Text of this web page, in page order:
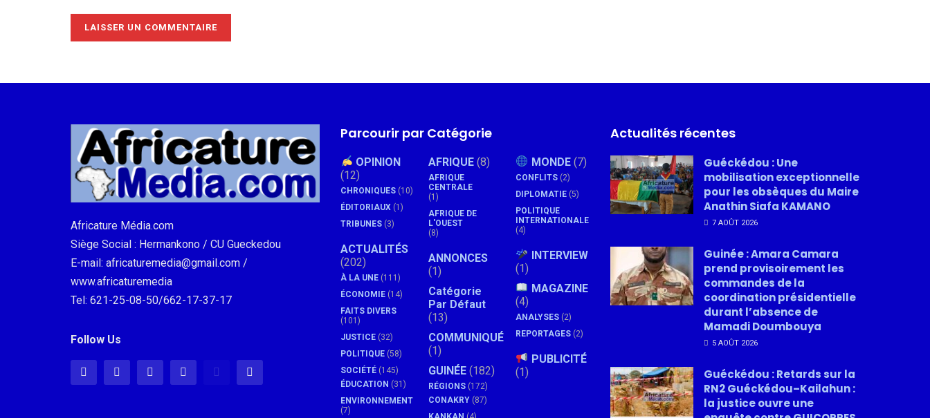
Africature Média.com
Siège Social : Hermankono / CU Gueckedou
E-mail: africaturemedia@gmail.com /
www.africaturemedia
Tel: 621-25-08-50/662-17-37-17
Follow Us
Parcourir par Catégorie
OPINION
(12)
CHRONIQUES (10)
ÉDITORIAUX (1)
TRIBUNES (3)
ACTUALITÉS
(202)
À LA UNE (111)
ÉCONOMIE (14)
FAITS DIVERS
(101)
JUSTICE (32)
POLITIQUE (58)
SOCIÉTÉ (145)
ÉDUCATION (31)
ENVIRONNEMENT
(7)
AFRIQUE(8)
AFRIQUE
CENTRALE
(1)
AFRIQUE DE
L'OUEST
(8)
ANNONCES
(1)
Catégorie
Par Défaut
(13)
COMMUNIQUÉ
(1)
GUINÉE(182)
RÉGIONS(172)
CONAKRY(87)
MONDE(7)
CONFLITS (2)
DIPLOMATIE (5)
POLITIQUE
INTERNATIONALE
(4)
INTERVIEW
(1)
MAGAZINE
(4)
ANALYSES (2)
REPORTAGES (2)
PUBLICITÉ
(1)
Actualités récentes
Guéckédou : Une
mobilisation exceptionnelle
pour les obsèques du Maire
Anathin Siafa KAMANO
7 AOÛT 2026
Guinée : Amara Camara
prend provisoirement les
commandes de la
coordination présidentielle
durant l’absence de
Mamadi Doumbouya
5 AOÛT 2026
Guéckédou : Retards sur la
RN2 Guéckédou–Kailahun :
la justice ouvre une